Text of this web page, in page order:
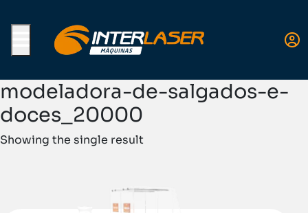
Menu
modeladora-de-salgados-e-
doces_20000
Showing the single result